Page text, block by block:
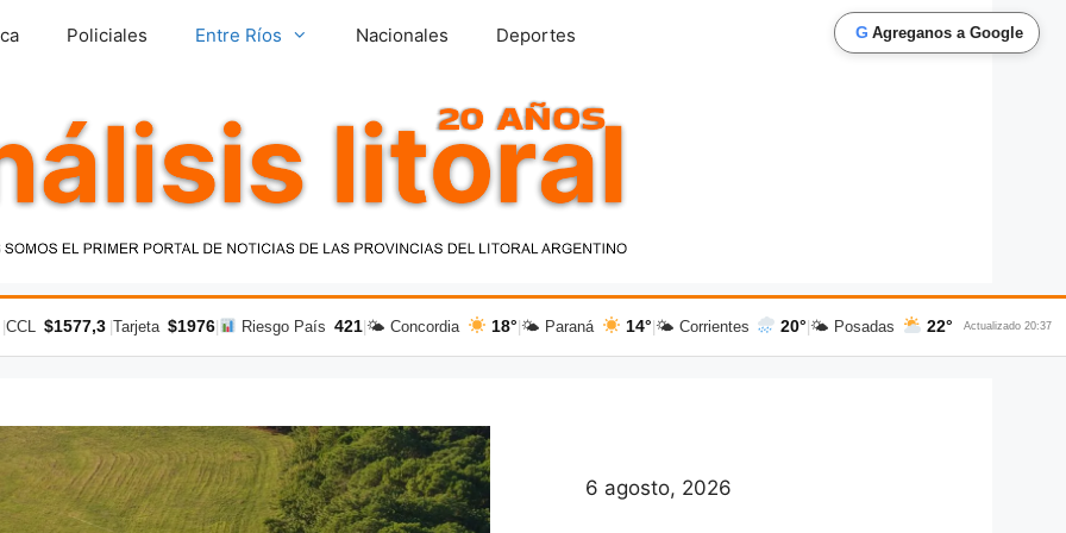
G Agreganos a Google
Policiales Entre Ríos Nacionales Deportes
CCL $1577,3 Tarjeta $1976| Riesgo País 421| 🌤 Concordia 18° 🌤 Paraná 14° 🌤 Corrientes 20° 🌤 Posadas 22° Actualizado 20:37
6 agosto, 2026